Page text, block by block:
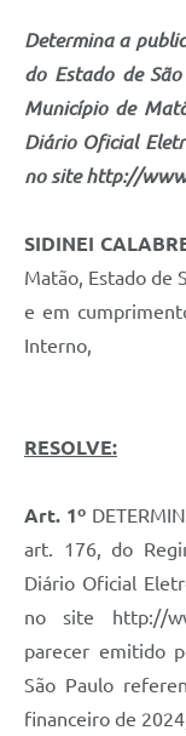
Determina a
do Estado de
Município de
Diário Oficial
no site http://
SIDINEI
Matão, Estado de
e em
Interno,
RESOLVE:
Art. 1º
art. 176, do
Diário Oficial
no site http://
parecer emitido
São Paulo
financeiro de